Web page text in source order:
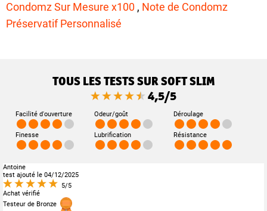
Condomz Sur Mesure x100 , Note de Condomz
Préservatif Personnalisé
TOUS LES TESTS SUR SOFT SLIM
4,5/5
Facilité d'ouverture Odeur/goût Déroulage
Finesse Lubrification Résistance
Antoine
test ajouté le 04/12/2025
5/5
Achat vérifié
Testeur de Bronze